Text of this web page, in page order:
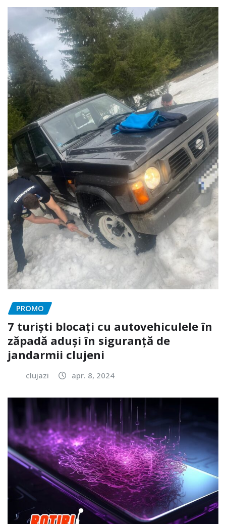
PROMO
7 turiști blocați cu autovehiculele în
zăpadă aduși în siguranță de
jandarmii clujeni
clujazi apr. 8, 2024